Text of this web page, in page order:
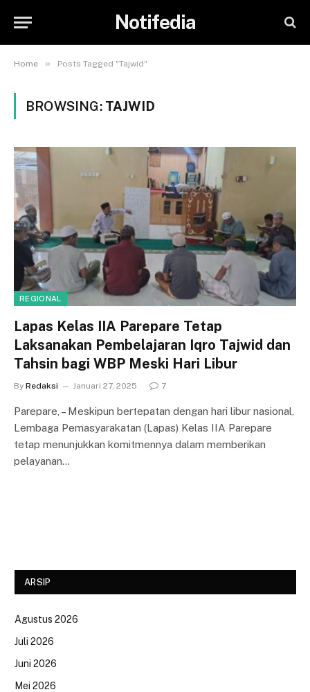
Notifedia
Home » Posts Tagged "Tajwid"
BROWSING: TAJWID
REGIONAL
Lapas Kelas IIA Parepare Tetap
Laksanakan Pembelajaran Iqro Tajwid dan
Tahsin bagi WBP Meski Hari Libur
By Redaksi Januari 27, 2025 7
Parepare, – Meskipun bertepatan dengan hari libur nasional,
Lembaga Pemasyarakatan (Lapas) Kelas IIA Parepare
tetap menunjukkan komitmennya dalam memberikan
pelayanan…
ARSIP
Agustus 2026
Juli 2026
Juni 2026
Mei 2026